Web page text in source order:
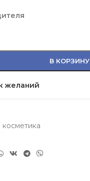
В КОРЗИНУ
желаний